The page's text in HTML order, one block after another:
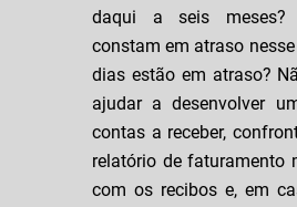
daqui a seis meses?
constam em atraso
dias estão em atraso?
ajudar a desenvolver
contas a receber,
relatório de faturamento
com os recibos e, em